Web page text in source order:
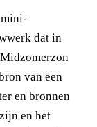
dat in
van een
en bronnen
en het